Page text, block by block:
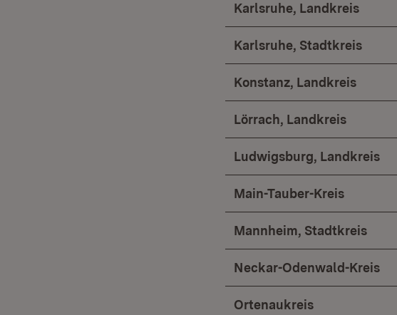
Karlsruhe, Landkreis
Karlsruhe, Stadtkreis
Konstanz, Landkreis
Lörrach, Landkreis
Ludwigsburg, Landkreis
Main-Tauber-Kreis
Mannheim, Stadtkreis
Neckar-Odenwald-Kreis
Ortenaukreis